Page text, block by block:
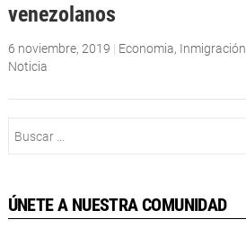
venezolanos
6 noviembre, 2019 | Economia, Inmigración
Noticia
ÚNETE A NUESTRA COMUNIDAD